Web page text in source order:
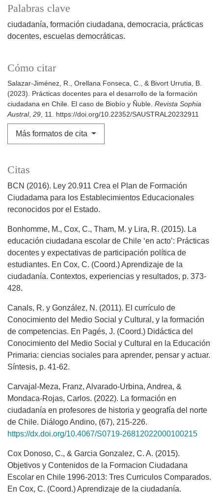
Palabras clave
ciudadanía, formación ciudadana, democracia, prácticas
docentes, escuelas democráticas.
Cómo citar
Salazar-Jiménez, R., Orellana Fonseca, C., & Bivort Urrutia, B.
(2023). Prácticas docentes para el desarrollo de la formación
ciudadana en Chile. El caso de Biobío y Ñuble. Revista Sophia
Austral, 29, 11. https://doi.org/10.22352/SAUSTRAL20232911
Más formatos de cita
Citas
BCN (2016). Ley 20.911 Crea el Plan de Formación
Ciudadama para los Establecimientos Educacionales
reconocidos por el Estado.
Bonhomme, M., Cox, C., Tham, M. y Lira, R. (2015). La
educación ciudadana escolar de Chile ‘en acto’: Prácticas
docentes y expectativas de participación política de
estudiantes. En Cox, C. (Coord.) Aprendizaje de la
ciudadanía. Contextos, experiencias y resultados, p. 373-
428.
Canals, R. y González, N. (2011). El currículo de
Conocimiento del Medio Social y Cultural, y la formación
de competencias. En Pagés, J. (Coord.) Didáctica del
Conocimiento del Medio Social y Cultural en la Educación
Primaria: ciencias sociales para aprender, pensar y actuar.
Síntesis, p. 41-62.
Carvajal-Meza, Franz, Alvarado-Urbina, Andrea, &
Mondaca-Rojas, Carlos. (2022). La formación en
ciudadanía en profesores de historia y geografía del norte
de Chile. Diálogo Andino, (67), 215-226.
https://dx.doi.org/10.4067/S0719-26812022000100215
Cox Donoso, C., & Garcia Gonzalez, C. A. (2015).
Objetivos y Contenidos de la Formacion Ciudadana
Escolar en Chile 1996-2013: Tres Curriculos Comparados.
En Cox, C. (Coord.) Aprendizaje de la ciudadanía.